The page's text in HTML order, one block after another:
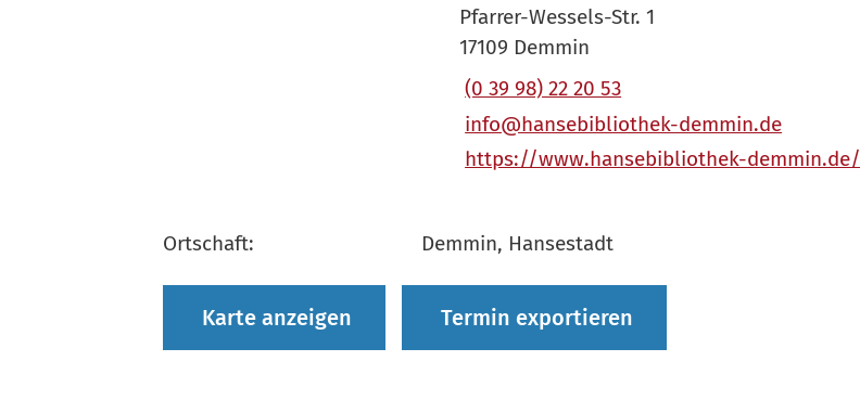
Pfarrer-Wessels-Str. 1
17109 Demmin
(0 39 98) 22 20 53
info@hansebibliothek-demmin.de
https://www.hansebibliothek-demmin.de/
Ortschaft: Demmin, Hansestadt
Karte anzeigen Termin exportieren